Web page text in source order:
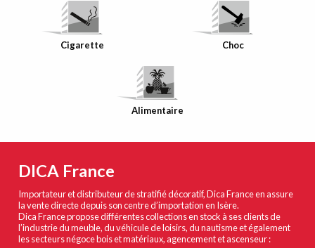
Cigarette Choc
Alimentaire
DICA France
Importateur et distributeur de stratifié décoratif, Dica France en assure
la vente directe depuis son centre d’importation en Isère.
Dica France propose différentes collections en stock à ses clients de
l’industrie du meuble, du véhicule de loisirs, du nautisme et également
les secteurs négoce bois et matériaux, agencement et ascenseur :